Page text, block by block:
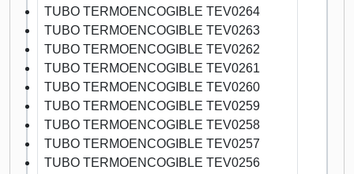
TUBO TERMOENCOGIBLE TEV0264
TUBO TERMOENCOGIBLE TEV0263
TUBO TERMOENCOGIBLE TEV0262
TUBO TERMOENCOGIBLE TEV0261
TUBO TERMOENCOGIBLE TEV0260
TUBO TERMOENCOGIBLE TEV0259
TUBO TERMOENCOGIBLE TEV0258
TUBO TERMOENCOGIBLE TEV0257
TUBO TERMOENCOGIBLE TEV0256